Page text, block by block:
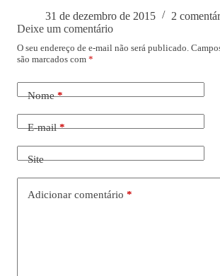
31 de dezembro de 2015
2
Deixe um comentário
O seu endereço de e-mail não será publicado.
são marcados com *
Nome*
E-mail*
Site
Adicionar comentário *